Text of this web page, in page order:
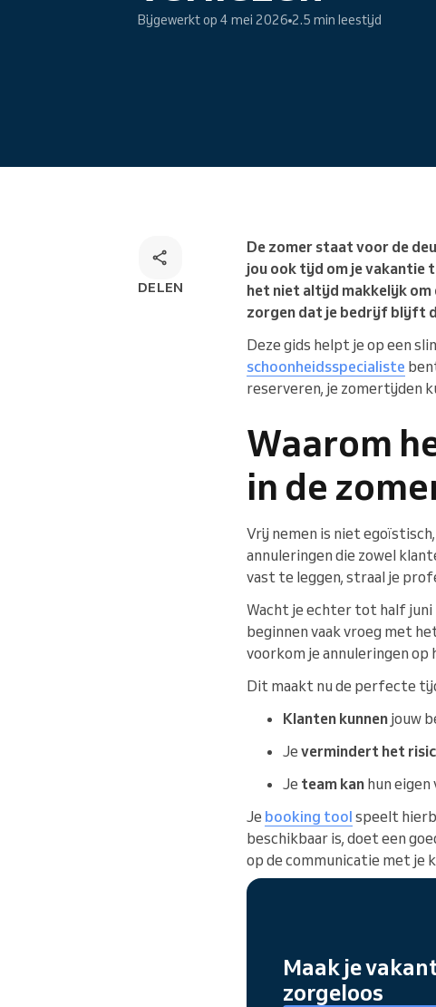
Omnichannel
boekingsoplossing
Bijgewerkt op 4 mei 2026 2.5 min leestijd
DELEN
De zomer staat voor de
jou ook tijd om je vakantie
het niet altijd makkelijk om
zorgen dat je bedrijf blijft
Deze gids helpt je op een
schoonheidsspecialiste
reserveren, je zomertijden
Waarom
in de
Vrij nemen is niet
annuleringen die zowel
vast te leggen, straal je
Wacht je echter tot half juni
beginnen vaak vroeg met
voorkom je annuleringen
Dit maakt nu de perfecte
Klanten kunnen jouw
Je vermindert het
Je team kan hun
Je booking tool speelt
beschikbaar is, doet een
op de communicatie met je
Maak je
zorgeloos